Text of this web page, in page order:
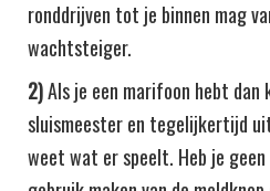
ronddrijven tot je binnen mag
wachtsteiger.
2)Als je een marifoon hebt dan
sluismeester en tegelijkertijd
weet wat er speelt. Heb je